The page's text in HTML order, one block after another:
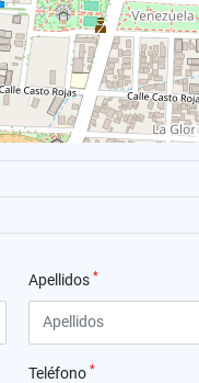
Apellidos *
Teléfono *